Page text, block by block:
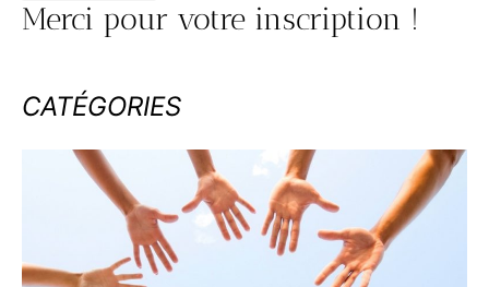
Merci pour votre inscription !
CATÉGORIES